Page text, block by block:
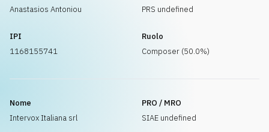
Anastasios Antoniou
PRS undefined
IPI
1168155741
Ruolo
Composer (50.0%)
Nome
Intervox Italiana srl
PRO / MRO
SIAE undefined